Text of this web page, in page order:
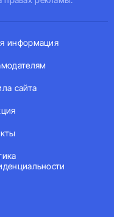
информация
сайта